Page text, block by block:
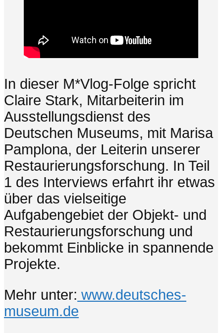
In dieser M*Vlog-Folge spricht
Claire Stark, Mitarbeiterin im
Ausstellungsdienst des
Deutschen Museums, mit Marisa
Pamplona, der Leiterin unserer
Restaurierungsforschung. In Teil
1 des Interviews erfahrt ihr etwas
über das vielseitige
Aufgabengebiet der Objekt- und
Restaurierungsforschung und
bekommt Einblicke in spannende
Projekte.
Mehr unter: www.deutsches-
museum.de